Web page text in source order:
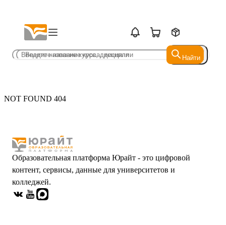
Найти
Найти
NOT FOUND 404
Образовательная платформа Юрайт - это цифровой
контент, сервисы, данные для университетов и
колледжей.